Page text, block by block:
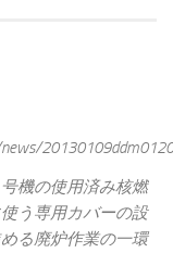
機の使用済み核燃
う専用カバーの設
る廃炉作業の一環